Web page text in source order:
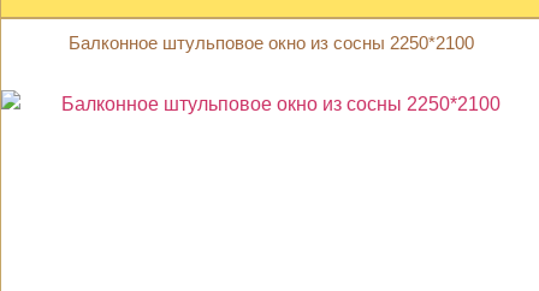
Балконное штульповое окно из сосны 2250*2100